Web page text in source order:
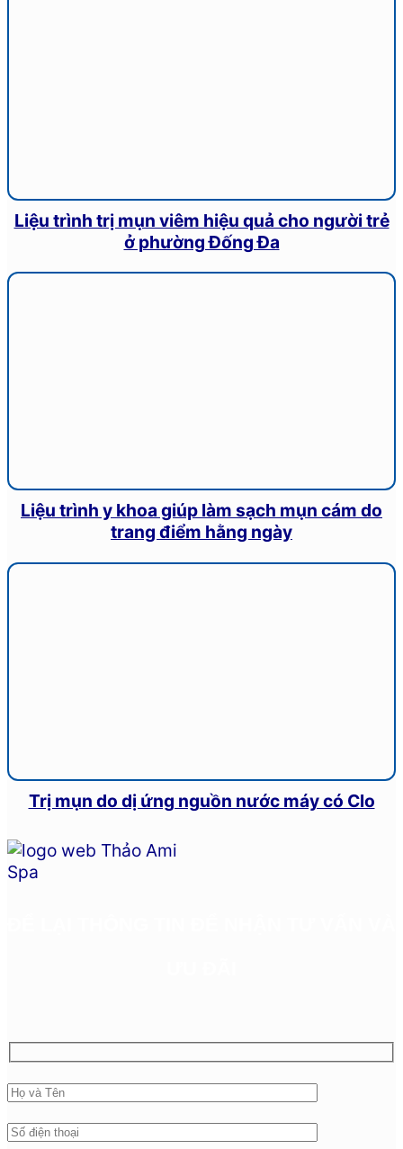
Liệu trình trị mụn viêm hiệu quả cho người trẻ
ở phường Đống Đa
Liệu trình y khoa giúp làm sạch mụn cám do
trang điểm hằng ngày
Trị mụn do dị ứng nguồn nước máy có Clo